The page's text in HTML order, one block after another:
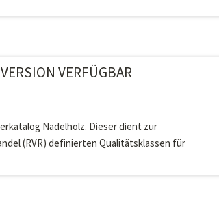
VERFÜGBAR
Nadelholz. Dieser dient zur
(RVR) definierten Qualitätsklassen für